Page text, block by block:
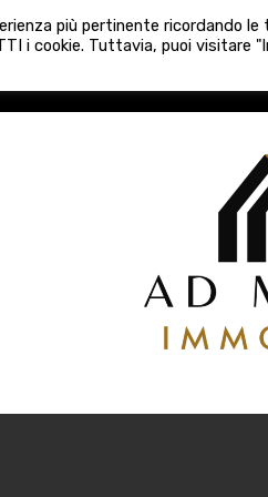
NUOVE COSTRUZIONI
più pertinente ricordando
i cookie. Tuttavia, puoi visitare